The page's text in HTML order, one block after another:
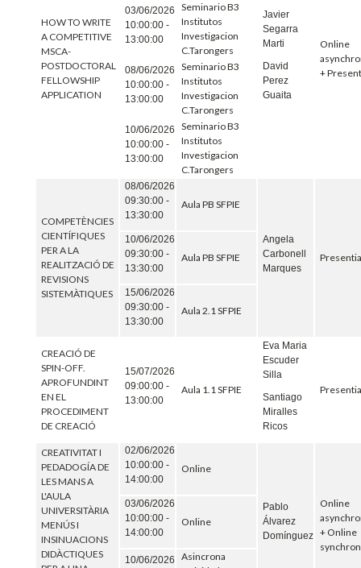
HOW TO WRITE
A COMPETITIVE
MSCA-
POSTDOCTORAL
FELLOWSHIP
APPLICATION
Javier
Segarra
Marti
David
Perez
Guaita
Online
+
03/06/2026
10:00:00 -
13:00:00
Seminario B3
Institutos
Investigacion
C.Tarongers
08/06/2026
10:00:00 -
13:00:00
Seminario B3
Institutos
Investigacion
C.Tarongers
10/06/2026
10:00:00 -
13:00:00
Seminario B3
Institutos
Investigacion
C.Tarongers
COMPETÈNCIES
CIENTÍFIQUES
PER A LA
REALITZACIÓ DE
REVISIONS
SISTEMÀTIQUES
08/06/2026
09:30:00 -
13:30:00
Aula PB SFPIE
Angela
Carbonell
Marques
10/06/2026
09:30:00 -
13:30:00
Aula PB SFPIE
15/06/2026
09:30:00 -
13:30:00
Aula 2.1 SFPIE
CREACIÓ DE
SPIN-OFF.
APROFUNDINT
EN EL
PROCEDIMENT
DE CREACIÓ
15/07/2026
09:00:00 -
13:00:00
Aula 1.1 SFPIE
Eva Maria
Escuder
Silla
Santiago
Miralles
Ricos
CREATIVITAT I
PEDADOGÍA DE
LES MANS A
L'AULA
UNIVERSITÀRIA
MENÚS I
INSINUACIONS
DIDÀCTIQUES
02/06/2026
10:00:00 -
14:00:00
Online
Pablo
Álvarez
Domínguez
Online
+ Online
03/06/2026
10:00:00 -
14:00:00
Online
10/06/2026
Asincrona